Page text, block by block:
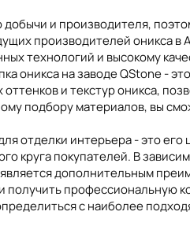
и изысканного
дизайнеров и строителей.
своих интерьерных
гостей своим изысканным
добычи и производителя,
производителей оникса
технологий и высокому
оникса на заводе QStone -
и текстур оникса,
подбору материалов, вы
отделки интерьера - это
круга покупателей. В
дополнительным
получить профессиональную
с наиболее